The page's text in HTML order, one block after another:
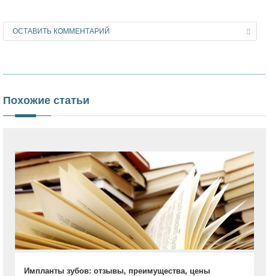
ОСТАВИТЬ КОММЕНТАРИЙ
Похожие статьи
Импланты зубов: отзывы, преимущества, цены